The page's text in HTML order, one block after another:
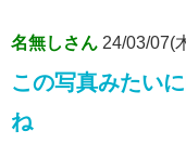
名無しさん 24/03/07(
この写真みたい
ね